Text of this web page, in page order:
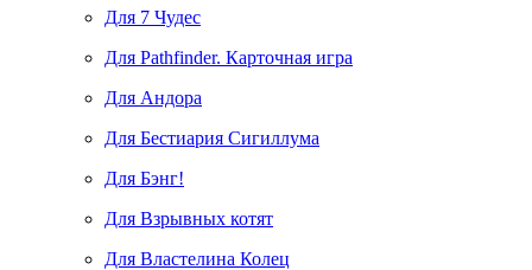
Для 7 Чудес
Для Pathfinder. Карточная игра
Для Андора
Для Бестиария Сигиллума
Для Бэнг!
Для Взрывных котят
Для Властелина Колец